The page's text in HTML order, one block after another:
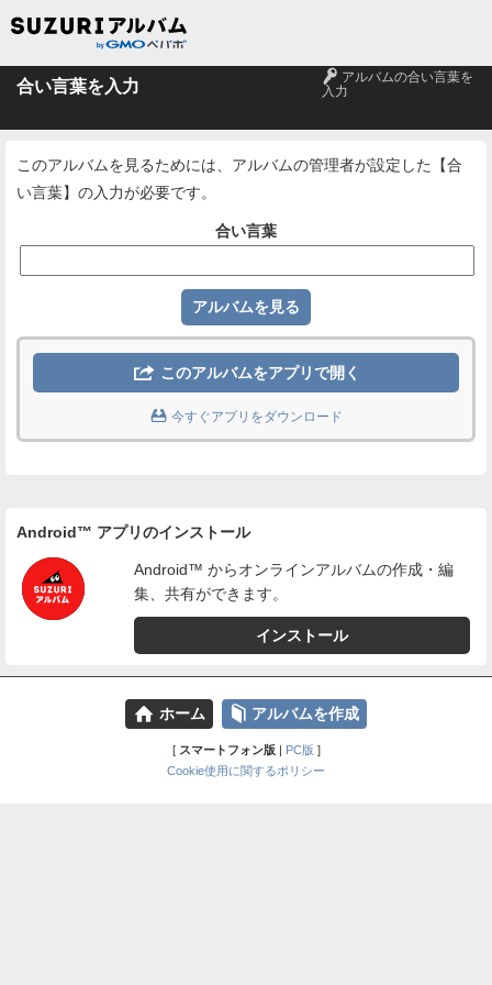
合い言葉を入力 🔑 アルバムの合い言葉を
入力
このアルバムを見るためには、アルバムの管理者が設定した【合
い言葉】の入力が必要です。
合い言葉
 このアルバムをアプリで開く
 今すぐアプリをダウンロード
Android™ アプリのインストール
Android™ からオンラインアルバムの作成・編
集、共有ができます。
インストール
⌂ ホーム 📕 アルバムを作成
[ スマートフォン版| PC版 ]
Cookie使用に関するポリシー